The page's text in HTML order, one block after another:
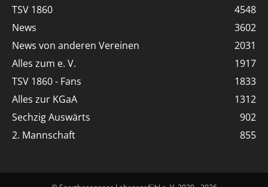
TSV 1860
4548
News
3602
News von anderen Vereinen
2031
Alles zum e. V.
1917
TSV 1860 - Fans
1833
Alles zur KGaA
1312
Sechzig Auswärts
902
2. Mannschaft
855